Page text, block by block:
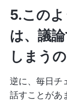
5.この
は、議
しまう
逆に、毎日チ
話すことがあ